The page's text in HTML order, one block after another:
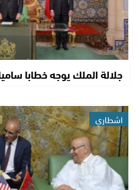
جلالة الملك يوجه خطابا
اشطاري